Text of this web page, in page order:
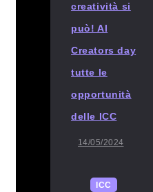
creatività si
può! Al
Creators day
tutte le
opportunità
delle ICC
14/05/2024
ICC